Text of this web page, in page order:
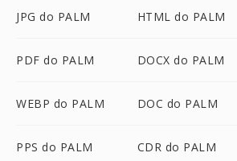
JPG do PALM HTML do PALM
PDF do PALM DOCX do PALM
WEBP do PALM DOC do PALM
PPS do PALM CDR do PALM